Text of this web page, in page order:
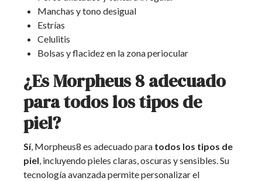
Manchas y tono desigual
Estrías
Celulitis
Bolsas y flacidez en la zona periocular
¿Es Morpheus 8 adecuado
para todos los tipos de
piel?
Sí, Morpheus8 es adecuado para todos los tipos de
piel, incluyendo pieles claras, oscuras y sensibles. Su
tecnología avanzada permite personalizar el